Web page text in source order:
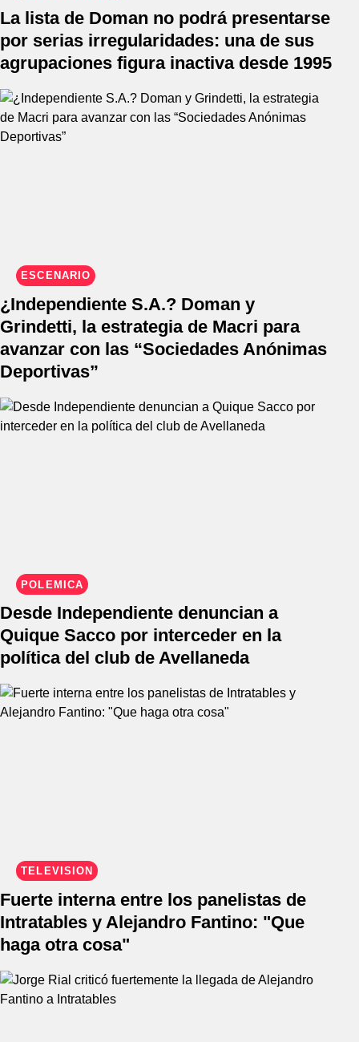
La lista de Doman no podrá presentarse
por serias irregularidades: una de sus
agrupaciones figura inactiva desde 1995
ESCENARIO
¿Independiente S.A.? Doman y
Grindetti, la estrategia de Macri para
avanzar con las “Sociedades Anónimas
Deportivas”
POLÉMICA
Desde Independiente denuncian a
Quique Sacco por interceder en la
política del club de Avellaneda
TELEVISIÓN
Fuerte interna entre los panelistas de
Intratables y Alejandro Fantino: "Que
haga otra cosa"